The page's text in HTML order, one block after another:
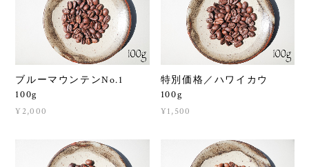
ブルーマウンテンNo.1
100g
¥2,000
特別価格／ハワイカウ
100g
¥1,500